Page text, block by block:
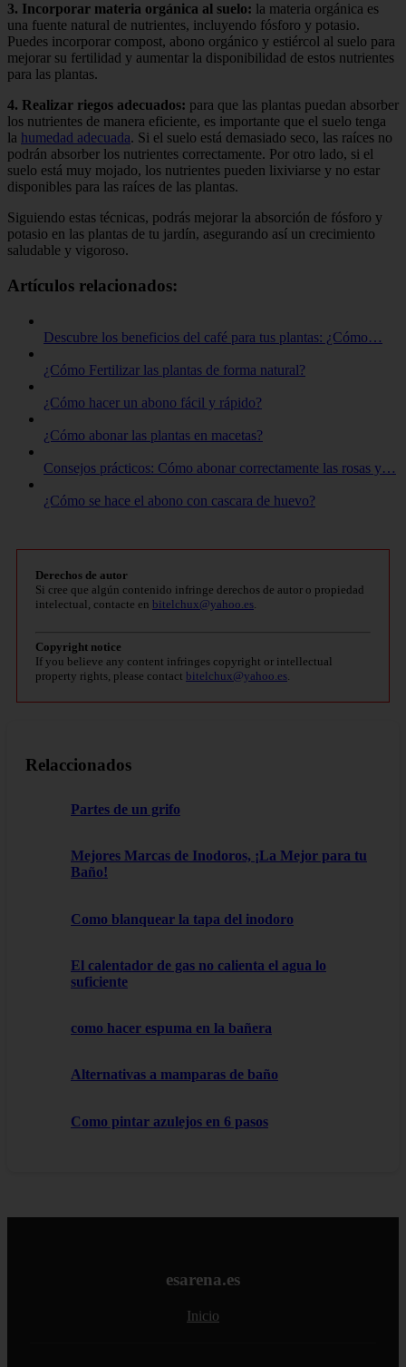
3. Incorporar materia orgánica al suelo: la materia orgánica es
una fuente natural de nutrientes, incluyendo fósforo y potasio.
Puedes incorporar compost, abono orgánico y estiércol al suelo para
mejorar su fertilidad y aumentar la disponibilidad de estos nutrientes
para las plantas.
4. Realizar riegos adecuados: para que las plantas puedan absorber
los nutrientes de manera eficiente, es importante que el suelo tenga
la humedad adecuada. Si el suelo está demasiado seco, las raíces no
podrán absorber los nutrientes correctamente. Por otro lado, si el
suelo está muy mojado, los nutrientes pueden lixiviarse y no estar
disponibles para las raíces de las plantas.
Siguiendo estas técnicas, podrás mejorar la absorción de fósforo y
potasio en las plantas de tu jardín, asegurando así un crecimiento
saludable y vigoroso.
Artículos relacionados:
Descubre los beneficios del café para tus plantas: ¿Cómo…
¿Cómo Fertilizar las plantas de forma natural?
¿Cómo hacer un abono fácil y rápido?
¿Cómo abonar las plantas en macetas?
Consejos prácticos: Cómo abonar correctamente las rosas y…
¿Cómo se hace el abono con cascara de huevo?
Derechos de autor
Si cree que algún contenido infringe derechos de autor o propiedad
intelectual, contacte en bitelchux@yahoo.es
Copyright notice
If you believe any content infringes copyright or intellectual
property rights, please contact bitelchux@yahoo.es
Relaccionados
Partes de un grifo
Mejores Marcas de Inodoros, ¡La Mejor para tu
Baño!
Como blanquear la tapa del inodoro
El calentador de gas no calienta el agua lo
suficiente
como hacer espuma en la bañera
Alternativas a mamparas de baño
Como pintar azulejos en 6 pasos
esarena.es
Inicio